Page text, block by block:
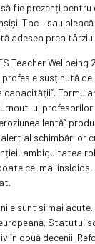
fie prezenți pentru
Tac – sau
adesea prea
Teacher Wellbeing
susținută
ul
lentă”
al schimbărilor
ambiguitatea
cel mai
sunt și mai
Statutul
în două decenii.